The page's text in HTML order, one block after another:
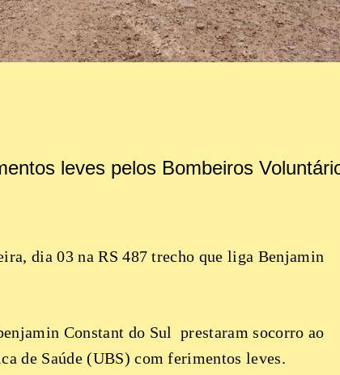
leves pelos Bombeiros
dia 03 na RS 487 trecho que liga Benjamin
Constant do Sul prestaram socorro ao
de Saúde (UBS) com ferimentos leves.